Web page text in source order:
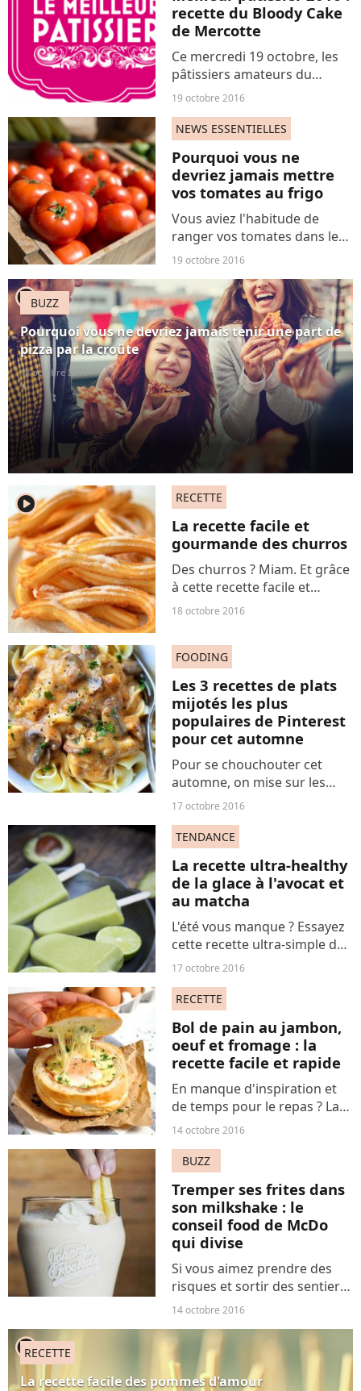
recette du Bloody Cake
de Mercotte
Ce mercredi 19 octobre, les
pâtissiers amateurs du
concours culinaire de M6
Unis avec notamment un
nouveau challenge de taille
concocté par Mercotte.
19 octobre 2016
NEWS ESSENTIELLES
Pourquoi vous ne
devriez jamais mettre
vos tomates au frigo
Vous aviez l'habitude de
ranger vos tomates dans le
bac à légumes de votre frigo
19 octobre 2016
player2BUZZ
Pourquoi vous ne devriez jamais tenir une part de
pizza par la croûte
18 octobre 2016
player2 RECETTE
La recette facile et
gourmande des churros
Des churros ? Miam. Et grâce
à cette recette facile et
délicieuse, vous allez pouvoir
18 octobre 2016
FOODING
Les 3 recettes de plats
mijotés les plus
populaires de Pinterest
pour cet automne
Pour se chouchouter cet
automne, on mise sur les
plats réconfortants. Le must
plats mijotés qui sont les plus
populaires de Pinterest.
17 octobre 2016
TENDANCE
La recette ultra-healthy
de la glace à l'avocat et
au matcha
L'été vous manque ? Essayez
cette recette ultra-simple de
la glace à l'avocat et au
crémeuse, qui vous donnera
un véritable coup de fouet
sans vous faire prendre...
17 octobre 2016
RECETTE
Bol de pain au jambon,
oeuf et fromage : la
recette facile et rapide
En manque d'inspiration et
de temps pour le repas ? La
recette du "bread bowl" est
à faire, vous n'aurez besoin
que de très peu
d'ingrédients. Finalement,...
14 octobre 2016
BUZZ
Tremper ses frites dans
son milkshake : le
conseil food de McDo
qui divise
Si vous aimez prendre des
risques et sortir des sentiers
battus, McDonald's a pensé à
à avoir l'estomac bien
accroché. Des frites trempés
dans un milkshake,...
14 octobre 2016
player2RECETTE
La recette facile des pommes d'amour